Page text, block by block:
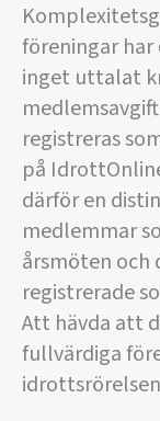
föreningar
inget uttalat
registreras
på
därför en
medlemmar
årsmöten och
registrerade
Att hävda att
fullvärdiga